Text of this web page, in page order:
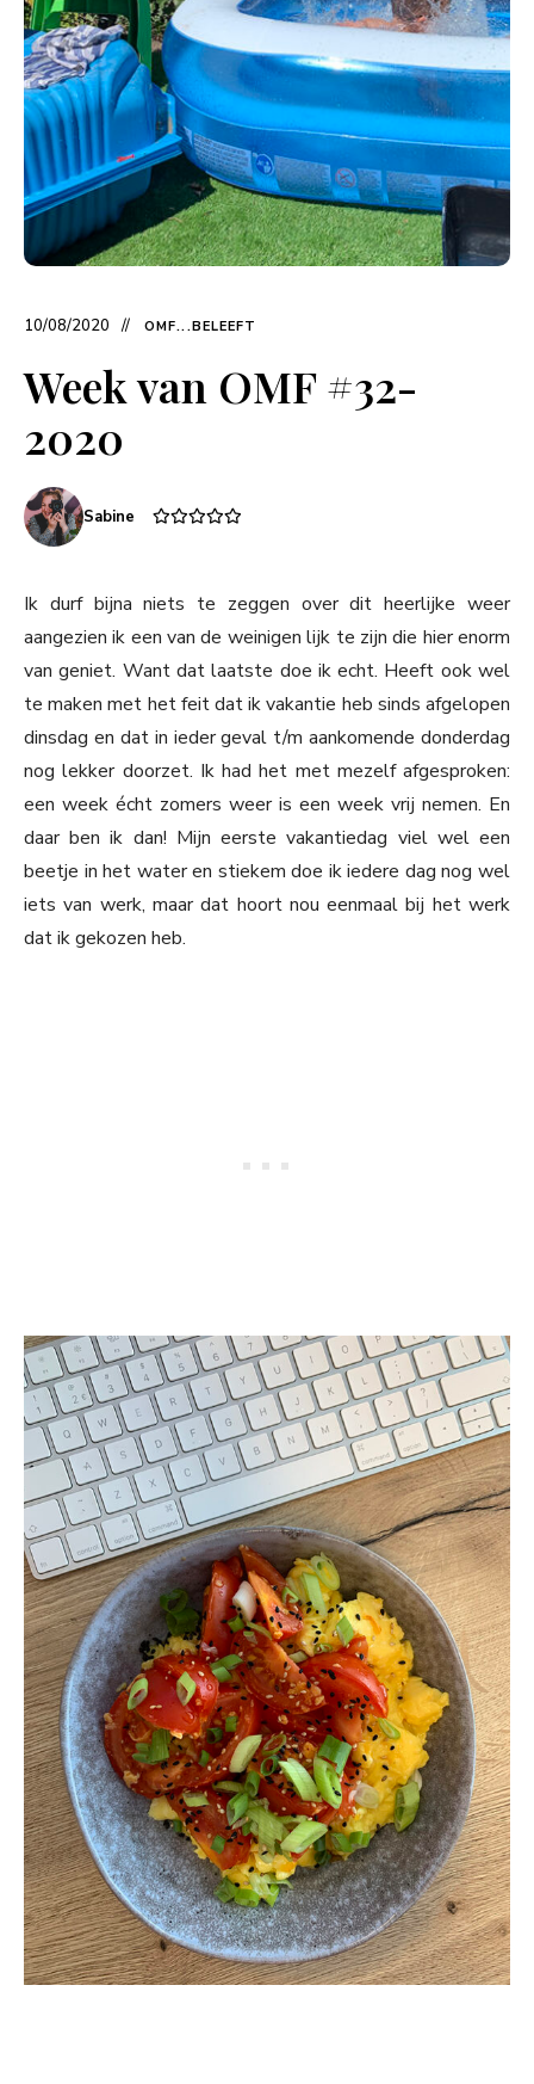
10/08/2020 OMF...BELEEFT
Week van OMF #32-
2020
Sabine
Ik durf bijna niets te zeggen over dit heerlijke weer
aangezien ik een van de weinigen lijk te zijn die hier enorm
van geniet. Want dat laatste doe ik echt. Heeft ook wel
te maken met het feit dat ik vakantie heb sinds afgelopen
dinsdag en dat in ieder geval t/m aankomende donderdag
nog lekker doorzet. Ik had het met mezelf afgesproken:
een week écht zomers weer is een week vrij nemen. En
daar ben ik dan! Mijn eerste vakantiedag viel wel een
beetje in het water en stiekem doe ik iedere dag nog wel
iets van werk, maar dat hoort nou eenmaal bij het werk
dat ik gekozen heb.